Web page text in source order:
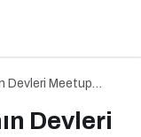
Devleri Meetup
Devleri
Sayım!